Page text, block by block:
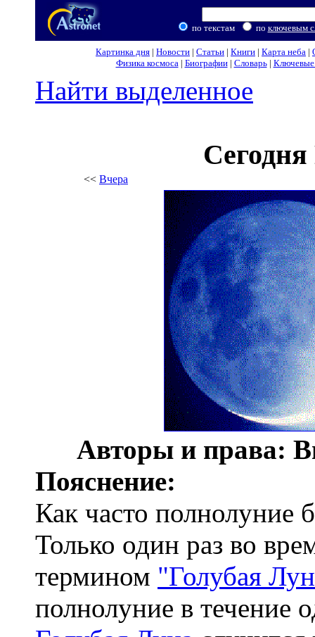
по текстам по ключевым
Картинка дня | Новости | Статьи | Книги | Карта неба |
Физика космоса| Биографии| Словарь| Ключевые
Найти выделенное
<< Вчера
Авторы и права:
Пояснение:
Как часто полнолуние
Только один раз во
термином "Голубая
полнолуние в течение